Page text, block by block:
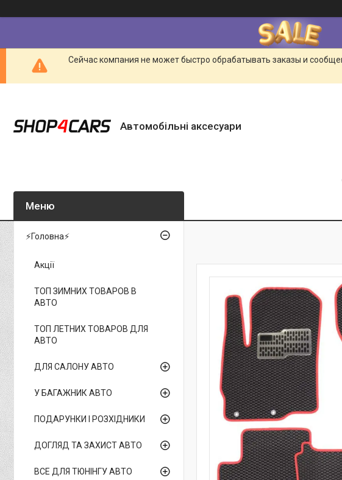
Сейчас компания не может быстро обрабатывать заказы и
Автомобільні аксесуари
⚡Головна⚡
Акції
ТОП ЗИМНИХ ТОВАРОВ В
АВТО
ТОП ЛЕТНИХ ТОВАРОВ ДЛЯ
АВТО
ДЛЯ САЛОНУ АВТО
У БАГАЖНИК АВТО
ПОДАРУНКИ І РОЗХІДНИКИ
ДОГЛЯД ТА ЗАХИСТ АВТО
ВСЕ ДЛЯ ТЮНІНГУ АВТО